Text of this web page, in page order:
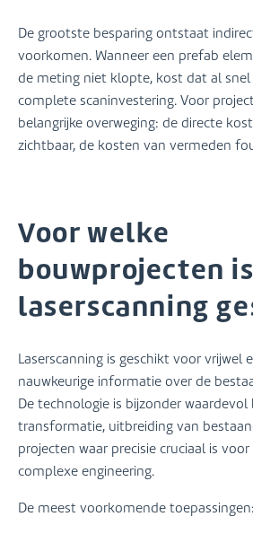
De grootste besparing ontstaat
voorkomen. Wanneer een prefab
de meting niet klopte, kost dat al
complete scaninvestering. Voor
belangrijke overweging: de directe
zichtbaar, de kosten van vermeden
Voor welke
bouwprojecten is
laserscanning
Laserscanning is geschikt voor vrijwel
nauwkeurige informatie over de
De technologie is bijzonder waardevol
transformatie, uitbreiding van
projecten waar precisie cruciaal is
complexe engineering.
De meest voorkomende toepassingen: